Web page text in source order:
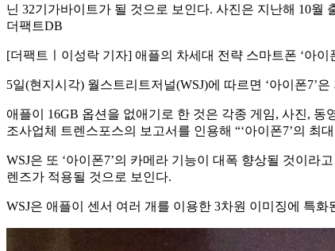
닌 32기가바이트가 될 것으로 보인다. 사진은 지난해 10월
더팩트DB
[더팩트ㅣ이성락 기자] 애플의 차세대 전략 스마트폰 ‘아
5일(현지시각) 월스트리트저널(WSJ)에 따르면 ‘아이폰7’
애플이 16GB 옵션을 없애기로 한 것은 각종 게임, 사진,
조사업체 트렌스포스의 보고서를 인용해 “‘아이폰7’의 최
WSJ은 또 ‘아이폰7’의 카메라 기능이 대폭 향상될 것이
렌즈가 적용될 것으로 보인다.
WSJ은 애플이 센서 여러 개를 이용한 3차원 이미징에 특